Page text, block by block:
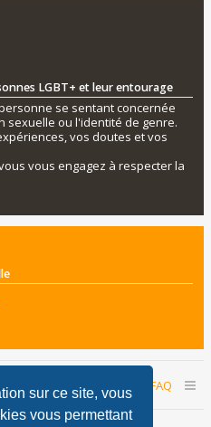
sur ce site, vous
vous permettant
LGBT+ et leur entourage
se sentant concernée
sexuelle ou l'identité de genre.
vos doutes et vos
vous engagez à respecter la
FAQ
Nous contacter